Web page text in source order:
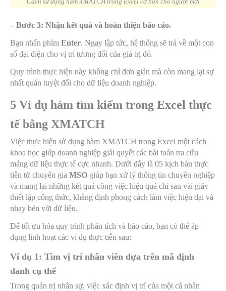
– Bước 3: Nhận kết quả và hoàn thiện báo cáo.
Bạn nhấn phím Enter. Ngay lập tức, hệ thống sẽ trả về một con
số đại diện cho vị trí tương đối của giá trị đó.
Quy trình thực hiện này không chỉ đơn giản mà còn mang lại sự
nhất quán tuyệt đối cho dữ liệu doanh nghiệp.
5 Ví dụ hàm tìm kiếm trong Excel thực
tế bằng XMATCH
Việc thực hiện sử dụng hàm XMATCH trong Excel một cách
khoa học giúp doanh nghiệp giải quyết các bài toán tra cứu
mảng dữ liệu thực tế cực nhanh. Dưới đây là 05 kịch bản thực
tiễn từ chuyên gia MSO giúp bạn xử lý thông tin chuyên nghiệp
và mang lại những kết quả công việc hiệu quả chỉ sau vài giây
thiết lập công thức, khẳng định phong cách làm việc hiện đại và
nhạy bén với dữ liệu.
Để tối ưu hóa quy trình phân tích và báo cáo, bạn có thể áp
dụng linh hoạt các ví dụ thực tiễn sau:
Ví dụ 1: Tìm vị trí nhân viên dựa trên mã định
danh cụ thể
Trong quản trị nhân sự, việc xác định vị trí của một cá nhân